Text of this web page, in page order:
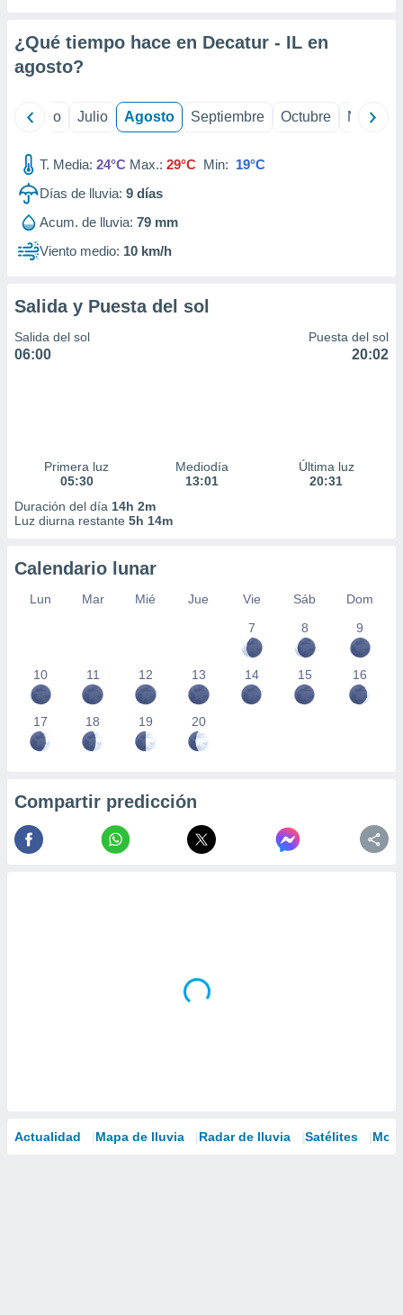
e
de
¿Qué tiempo hace en Decatur - IL en
agosto?
Junio Julio Agosto Septiembre Octubre
T. Media: 24°C Max.: 29°C Min: 19°C
Días de lluvia: 9 días
Acum. de lluvia: 79 mm
Viento medio: 10 km/h
Salida y Puesta del sol
Salida del sol
06:00
Puesta del sol
20:02
Primera luz
05:30
Mediodía
13:01
Última luz
20:31
Duración del día 14h 2m
Luz diurna restante 5h 14m
Calendario lunar
Lun Mar Mié Jue Vie Sáb
Dom
7
8 9
10 11 12 13 14 15 16
17 18 19 20
Compartir predicción
Actualidad Mapa de lluvia Radar de lluvia Satélites